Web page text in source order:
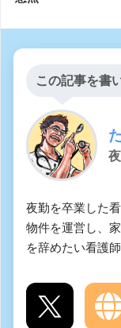
この記事を書
夜勤を卒業した
物件を運営し、
を辞めたい看護